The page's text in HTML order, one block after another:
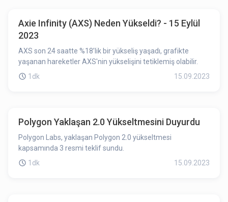
Axie Infinity (AXS) Neden Yükseldi? - 15 Eylül
2023
AXS son 24 saatte %18’lik bir yükseliş yaşadı, grafikte
yaşanan hareketler AXS'nin yükselişini tetiklemiş olabilir.
1dk
15.09.2023
Polygon Yaklaşan 2.0 Yükseltmesini Duyurdu
Polygon Labs, yaklaşan Polygon 2.0 yükseltmesi
kapsamında 3 resmi teklif sundu.
1dk
15.09.2023